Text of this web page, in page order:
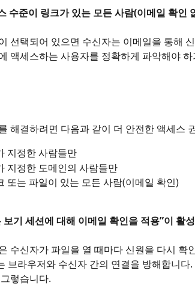
수준이 링크가 있는 모든 사람(이메일 확인
선택되어 있으면 수신자는 이메일을 통해
액세스하는 사용자를 정확하게 파악해야
해결하려면 다음과 같이 더 안전한 액세스
지정한 사람들만
지정한 도메인의 사람들만
또는 파일이 있는 모든 사람(이메일 확인)
보기 세션에 대해 이메일 확인을 적용”이 활
수신자가 파일을 열 때마다 신원을 다시 확
브라우저와 수신자 간의 연결을 방해합니
렇습니다.